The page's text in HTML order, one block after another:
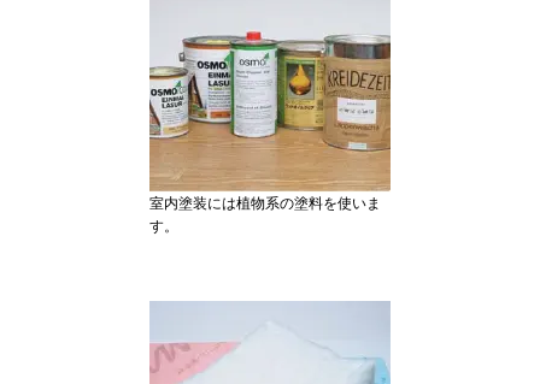
室内塗装には植物系の塗料を使いま
す。